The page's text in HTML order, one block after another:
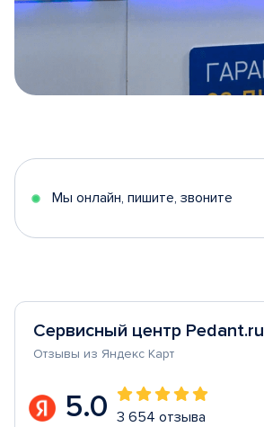
5
Мы онлайн, пишите, звоните
Сервисный центр Pedant.ru
Отзывы из Яндекс Карт
5.0 3 654 отзыва